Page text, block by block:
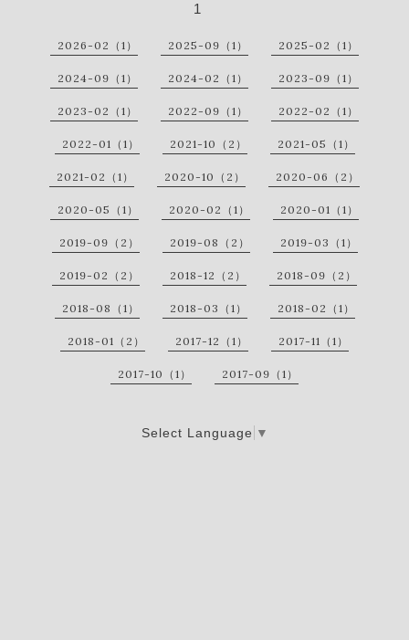
1
2026-02（1） 2025-09（1） 2025-02（1）
2024-09（1） 2024-02（1） 2023-09（1）
2023-02（1） 2022-09（1） 2022-02（1）
2022-01（1） 2021-10（2） 2021-05（1）
2021-02（1） 2020-10（2） 2020-06（2）
2020-05（1） 2020-02（1） 2020-01（1）
2019-09（2） 2019-08（2） 2019-03（1）
2019-02（2） 2018-12（2） 2018-09（2）
2018-08（1） 2018-03（1） 2018-02（1）
2018-01（2） 2017-12（1） 2017-11（1）
2017-10（1） 2017-09（1）
Select Language ▼